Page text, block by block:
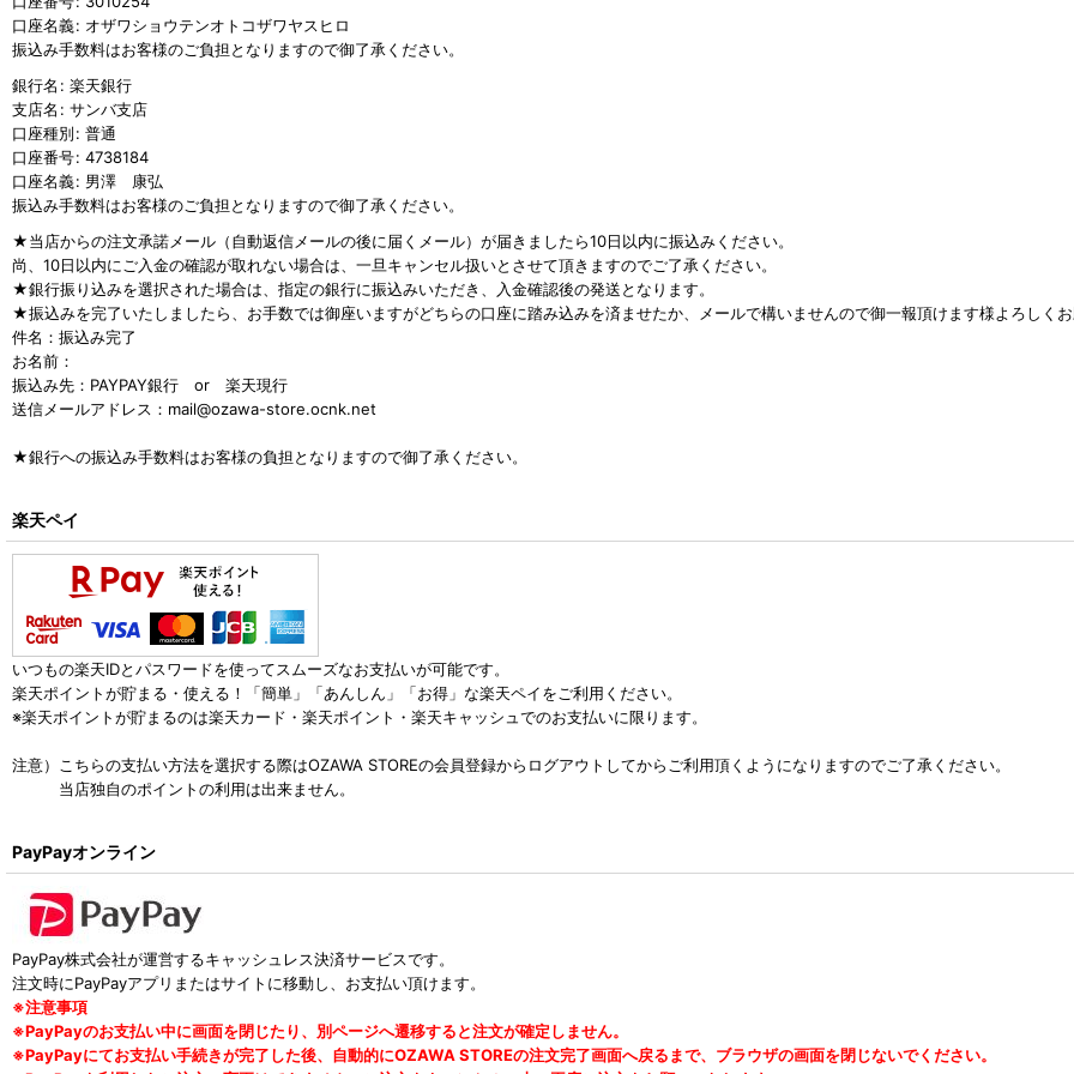
口座名義: オザワショウテンオトコザワヤスヒロ
振込み手数料はお客様のご負担となりますので御了承ください。
銀行名 : 楽天銀行
支店名 : サンバ支店
口座種別: 普通
口座番号: 4738184
口座名義: 男澤 康弘
振込み手数料はお客様のご負担となりますので御了承ください。
★当店からの注文承諾メール（自動返信メールの後に届くメール）が届きましたら10日以内に振込みください。
尚、10日以内にご入金の確認が取れない場合は、一旦キャンセル扱いとさせて頂きますのでご了承ください。
★銀行振り込みを選択された場合は、指定の銀行に振込みいただき、入金確認後の発送となります。
★振込みを完了いたしましたら、お手数では御座いますがどちらの口座に踏み込みを済ませたか、メールで構いませんので御一報頂けます様よろしくお
件名：振込み完了
お名前：
振込み先：PAYPAY銀行 or 楽天現行
送信メールアドレス：mail@ozawa-store.ocnk.net
★銀行への振込み手数料はお客様の負担となりますので御了承ください。
楽天ペイ
いつもの楽天IDとパスワードを使ってスムーズなお支払いが可能です。
楽天ポイントが貯まる・使える！「簡単」「あんしん」「お得」な楽天ペイをご利用ください。
※楽天ポイントが貯まるのは楽天カード・楽天ポイント・楽天キャッシュでのお支払いに限ります。
注意）こちらの支払い方法を選択する際はOZAWA STOREの会員登録からログアウトしてからご利用頂くようになりますのでご了承ください。
当店独自のポイントの利用は出来ません。
PayPayオンライン
PayPay株式会社が運営するキャッシュレス決済サービスです。
注文時にPayPayアプリまたはサイトに移動し、お支払い頂けます。
※注意事項
※PayPayのお支払い中に画面を閉じたり、別ページへ遷移すると注文が確定しません。
※PayPayにてお支払い手続きが完了した後、自動的にOZAWA STOREの注文完了画面へ戻るまで、ブラウザの画面を閉じないでください。